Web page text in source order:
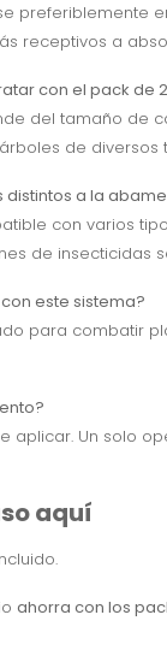
preferiblemente
receptivos a
con el pack de
del tamaño de
de diversos
distintos a la
con varios
de insecticidas
este sistema?
para combatir
aplicar. Un solo
aquí
ahorra con los